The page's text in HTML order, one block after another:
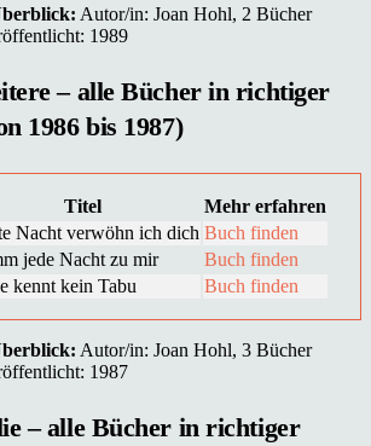
Autor/in: Joan Hohl, 2 Bücher
1989
– alle Bücher in richtiger
1986 bis 1987)
Titel
Mehr erfahren
Nacht verwöhn ich dich Buch finden
jede Nacht zu mir
Buch finden
kennt kein Tabu Buch finden
Autor/in: Joan Hohl, 3 Bücher
1987
– alle Bücher in richtiger